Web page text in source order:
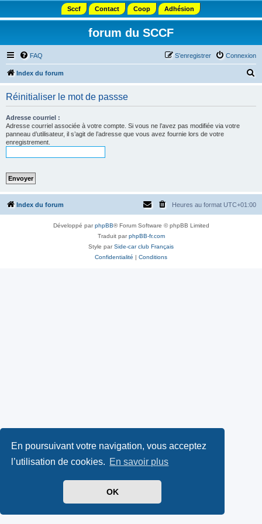
En poursuivant votre navigation, vous acceptez
l’utilisation de cookies. En savoir plus
OK
Sccf Contact Coop Adhésion
forum du SCCF
FAQ Connexion
S’enregistrer
Index du forum
Réinitialiser le mot de passse
Adresse courriel :
Adresse courriel associée à votre compte. Si vous ne l’avez pas modifiée via votre
panneau d’utilisateur, il s’agit de l’adresse que vous avez fournie lors de votre
enregistrement.
Index du forum Heures au format UTC+01:00
Développé parphpBB® Forum Software © phpBB Limited
Traduit parphpBB-fr.com
Style parSide-car club Français
Confidentialité | Conditions